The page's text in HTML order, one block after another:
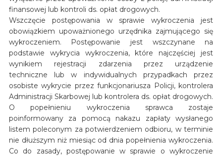
finansowej lub kontroli ds. opłat drogowych.
Wszczęcie postępowania w sprawie wykroczenia jest
obowiązkiem upoważnionego urzędnika zajmującego się
wykroczeniem. Postępowanie jest wszczynane na
podstawie wykrycia wykroczenia, które najczęściej jest
wynikiem rejestracji zdarzenia przez urządzenie
techniczne lub w indywidualnych przypadkach przez
osobiste wykrycie przez funkcjonariusza Policji, kontrolera
Administracji Skarbowej lub kontrolera ds. opłat drogowych.
O popełnieniu wykroczenia sprawca zostaje
poinformowany za pomocą nakazu zapłaty wysłanego
listem poleconym za potwierdzeniem odbioru, w terminie
nie dłuższym niż miesiąc od dnia popełnienia wykroczenia.
Co do zasady, postępowanie w sprawie o wykroczenie